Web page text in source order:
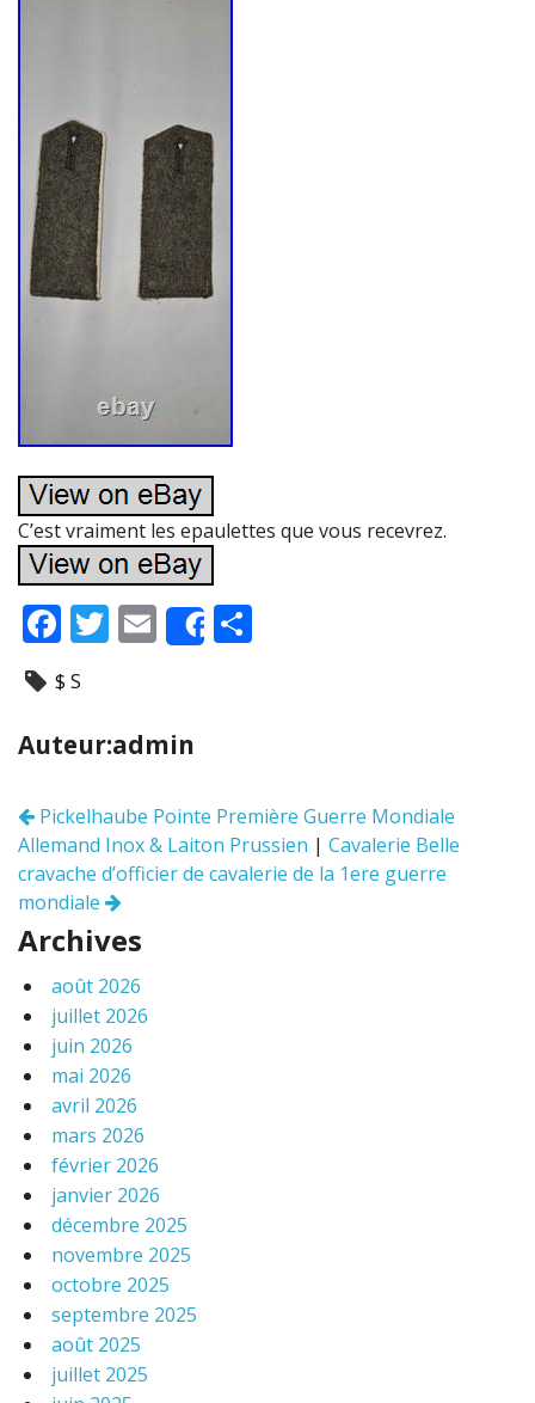
C’est vraiment les epaulettes que vous recevrez.
F
ac
e
b
o
k
T
er
E
m
l
Share
$ S
Auteur:admin
Navigation
des
articles
Pickelhaube Pointe Première Guerre Mondiale
Allemand Inox & Laiton Prussien | Cavalerie Belle
cravache d’officier de cavalerie de la 1ere guerre
mondiale
Archives
août 2026
juillet 2026
juin 2026
mai 2026
avril 2026
mars 2026
février 2026
janvier 2026
décembre 2025
novembre 2025
octobre 2025
septembre 2025
août 2025
juillet 2025